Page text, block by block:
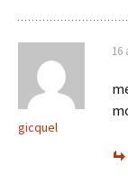
gicquel
16